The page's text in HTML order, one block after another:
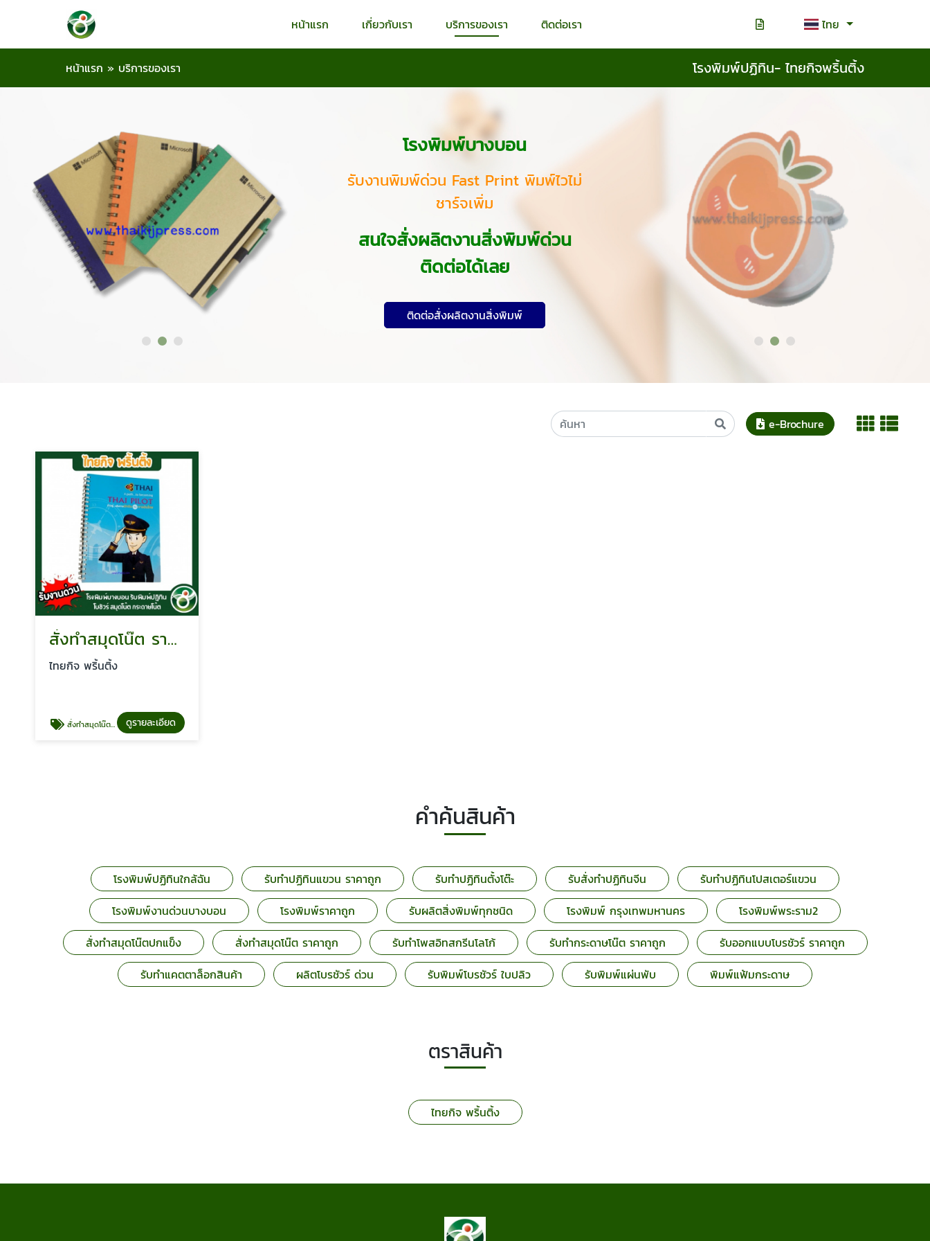
หน้าแรก เกี่ยวกับเรา บริการของเรา ติดต่อเรา ไทย
หน้าแรก » บริการของเรา โรงพิมพ์ปฏิทิน- ไทยกิจพริ้นติ้ง
โรงพิมพ์บางบอน
รับงานพิมพ์ด่วน Fast Print พิมพ์ไวไม่
ชาร์จเพิ่ม
สนใจสั่งผลิตงานสิ่งพิมพ์ด่วน
ติดต่อได้เลย
ติดต่อสั่งผลิตงานสิ่งพิมพ์
e-Brochure
สั่งทำสมุดโน๊ต ราคาถูก
ไทยกิจ พริ้นติ้ง
สั่งทำสมุดโน๊ต ราคาถูก ดูรายละเอียด
คำค้นสินค้า
โรงพิมพ์ปฏิทินใกล้ฉัน รับทำปฏิทินแขวน ราคาถูก รับทำปฏิทินตั้งโต๊ะ รับสั่งทำปฏิทินจีน
รับทำปฏิทินโปสเตอร์แขวน
โรงพิมพ์งานด่วนบางบอน
โรงพิมพ์ราคาถูก รับผลิตสิ่งพิมพ์ทุกชนิด โรงพิมพ์ กรุงเทพมหานคร
โรงพิมพ์พระราม2
สั่งทำสมุดโน๊ตปกแข็ง
สั่งทำสมุดโน๊ต ราคาถูก รับทำโพสอิทสกรีนโลโก้ รับทำกระดาษโน๊ต ราคาถูก
รับออกแบบโบรชัวร์ ราคาถูก
รับทําแคตตาล็อกสินค้า
ผลิตโบรชัวร์ ด่วน รับพิมพ์โบรชัวร์ ใบปลิว รับพิมพ์แผ่นพับ พิมพ์แฟ้มกระดาษ
ตราสินค้า
ไทยกิจ พริ้นติ้ง